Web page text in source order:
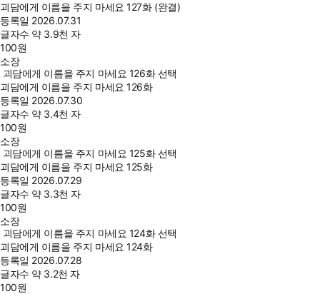
괴담에게 이름을 주지 마세요 127화 (완결)
등록일 2026.07.31
글자수 약 3.9천 자
100원
소장
괴담에게 이름을 주지 마세요 126화 선택
괴담에게 이름을 주지 마세요 126화
등록일 2026.07.30
글자수 약 3.4천 자
100원
소장
괴담에게 이름을 주지 마세요 125화 선택
괴담에게 이름을 주지 마세요 125화
등록일 2026.07.29
글자수 약 3.3천 자
100원
소장
괴담에게 이름을 주지 마세요 124화 선택
괴담에게 이름을 주지 마세요 124화
등록일 2026.07.28
글자수 약 3.2천 자
100원